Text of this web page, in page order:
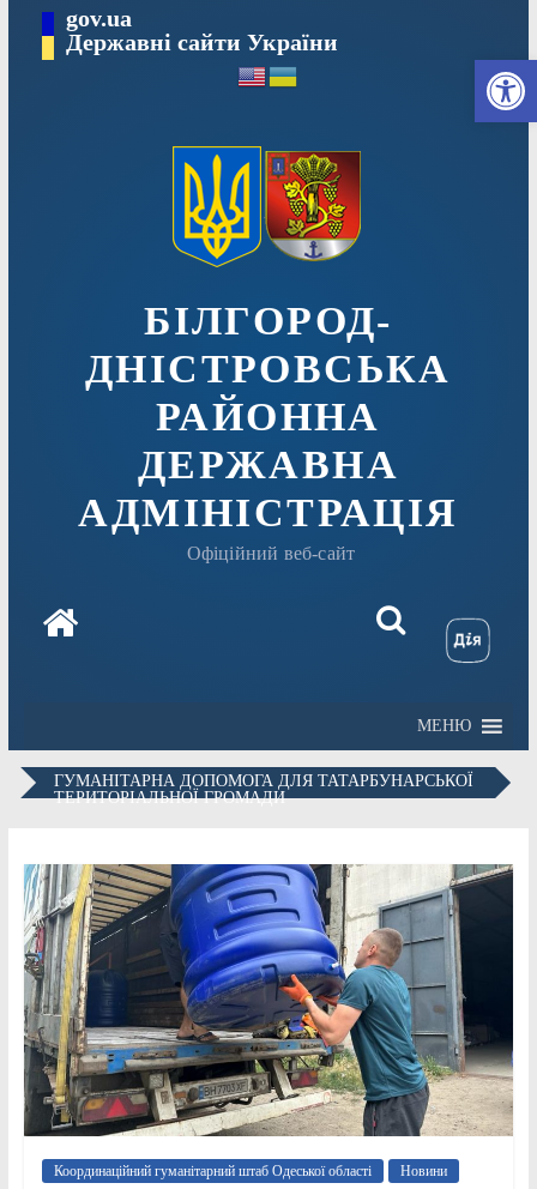
вмісту
gov.ua
Державні сайти України
БІЛГОРОД-
ДНІСТРОВСЬКА
РАЙОННА
ДЕРЖАВНА
АДМІНІСТРАЦІЯ
Офіційний веб-сайт
МЕНЮ
ГУМАНІТАРНА ДОПОМОГА ДЛЯ ТАТАРБУНАРСЬКОЇ
ТЕРИТОРІАЛЬНОЇ ГРОМАДИ
Координаційний гуманітарний штаб Одеської області Новини